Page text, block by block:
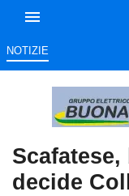
NOTIZIE
decide